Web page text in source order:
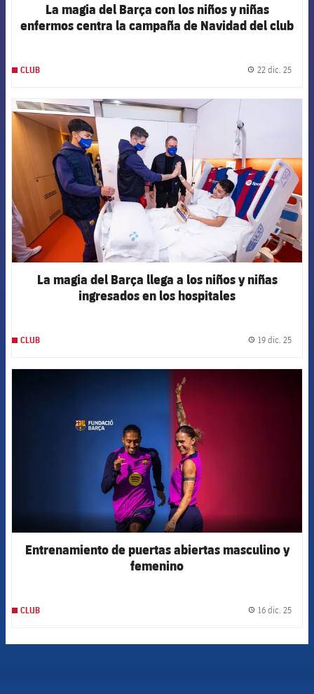
La magia del Barça con los niños y niñas
enfermos centra la campaña de Navidad del club
CLUB 22 dic. 25
FCB Barcelona badge
La magia del Barça llega a los niños y niñas
ingresados en los hospitales
CLUB 19 dic. 25
FCB Barcelona badge
Entrenamiento de puertas abiertas masculino y
femenino
CLUB 16 dic. 25